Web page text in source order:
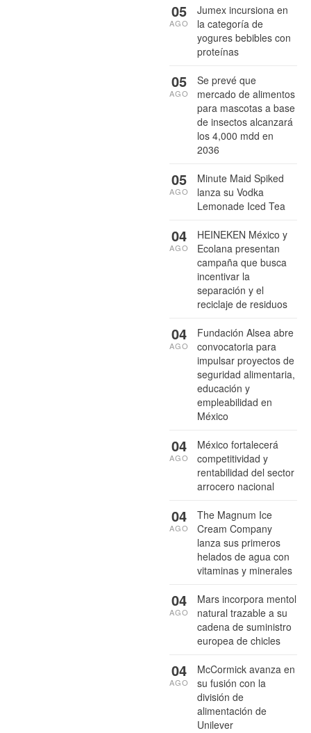
Jumex incursiona en
la categoría de
yogures bebibles con
proteínas
05
AGO
Se prevé que
mercado de alimentos
para mascotas a base
de insectos alcanzará
los 4,000 mdd en
2036
05
AGO
Minute Maid Spiked
lanza su Vodka
Lemonade Iced Tea
05
AGO
HEINEKEN México y
Ecolana presentan
campaña que busca
incentivar la
separación y el
reciclaje de residuos
04
AGO
Fundación Alsea abre
convocatoria para
impulsar proyectos de
seguridad alimentaria,
educación y
empleabilidad en
México
04
AGO
México fortalecerá
competitividad y
rentabilidad del sector
arrocero nacional
04
AGO
The Magnum Ice
Cream Company
lanza sus primeros
helados de agua con
vitaminas y minerales
04
AGO
Mars incorpora mentol
natural trazable a su
cadena de suministro
europea de chicles
04
AGO
McCormick avanza en
su fusión con la
división de
alimentación de
Unilever
04
AGO